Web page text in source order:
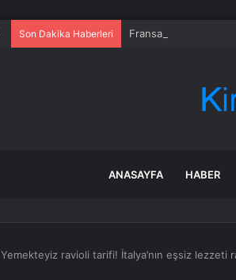
Son Dakika Haberleri Fransa’daki
ANASAYFA HABER
Yemekteyiz ravioli tarifi! İtalya’nın eşsiz lezzeti